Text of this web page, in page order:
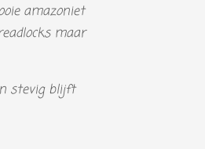
amazoniet
maar
stevig blijft